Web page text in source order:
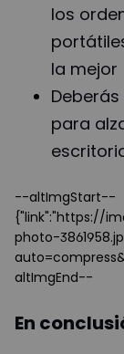
los
la mejor
para
--altImgStart--
{"link":"https://
photo-
altImgEnd--
En